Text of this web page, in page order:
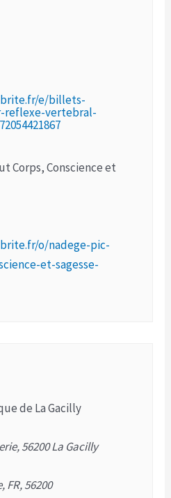
e/billets-
reflexe-vertebral-
Corps, Conscience et
o/nadege-pic-
et-sagesse-
de La Gacilly
56200 La Gacilly
FR, 56200